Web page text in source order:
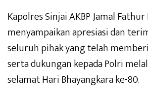
Kapolres Sinjai AKBP Jamal
menyampaikan apresiasi dan
seluruh pihak yang telah
serta dukungan kepada Polri
selamat Hari Bhayangkara ke-80.